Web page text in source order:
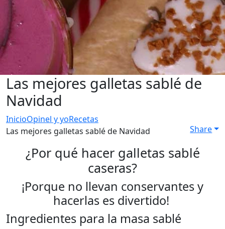
Las mejores galletas sablé de
Navidad
InicioOpinel y yoRecetas
Las mejores galletas sablé de Navidad
Share
¿Por qué hacer galletas sablé
caseras?
¡Porque no llevan conservantes y
hacerlas es divertido!
Ingredientes para la masa sablé